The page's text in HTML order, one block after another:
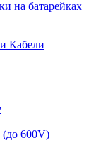
на батарейках
Кабели
(до 600V)